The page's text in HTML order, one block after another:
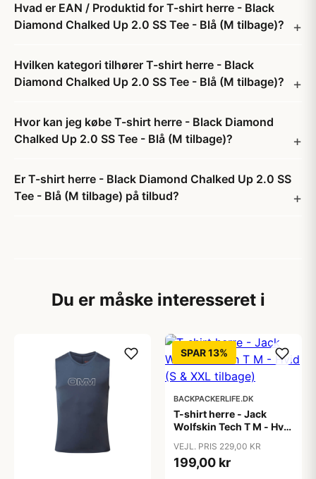
Hvad er EAN / Produktid for T-shirt herre - Black
Diamond Chalked Up 2.0 SS Tee - Blå (M tilbage)?
Hvilken kategori tilhører T-shirt herre - Black
Diamond Chalked Up 2.0 SS Tee - Blå (M tilbage)?
Hvor kan jeg købe T-shirt herre - Black Diamond
Chalked Up 2.0 SS Tee - Blå (M tilbage)?
Er T-shirt herre - Black Diamond Chalked Up 2.0 SS
Tee - Blå (M tilbage) på tilbud?
Du er måske interesseret i
SPAR 13%
BACKPACKERLIFE.DK
T-shirt herre - Jack
Wolfskin Tech T M - Hvid
VEJL. PRIS 229,00 KR
199,00 kr